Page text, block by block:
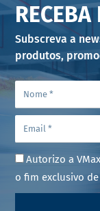
RECEBA
Subscreva a
produtos,
Autorizo a
o fim exclusivo